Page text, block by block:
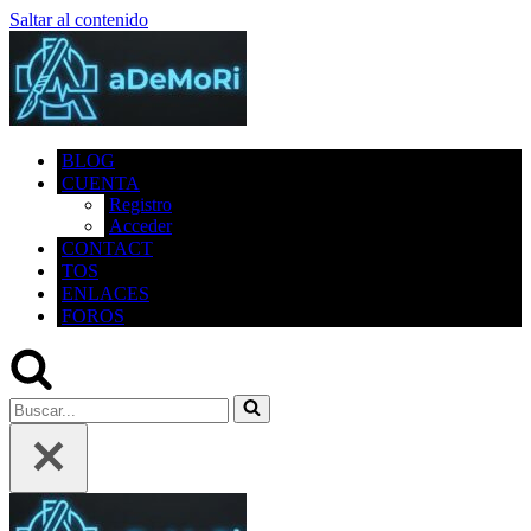
Saltar al contenido
BLOG
CUENTA
Registro
Acceder
CONTACT
TOS
ENLACES
FOROS
Buscar...